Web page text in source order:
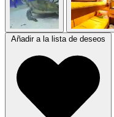
Añadir a la lista de deseos